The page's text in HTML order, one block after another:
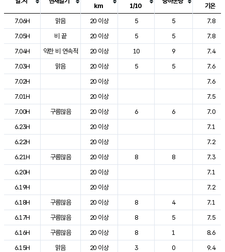
도시별 기상실황표로 지점, 날씨, 기온, 강수, 바람, 기압등을 안내한 표입
km
1/10
기온
7.06H
맑음 20 이상 5 5
7.8
7.05H
비 끝 20 이상 5 5
7.8
7.04H
약한 비 연속적 20 이상 10 9
7.4
7.03H
맑음 20 이상 5 5
7.6
7.02H
20 이상
7.6
7.01H
20 이상
7.5
7.00H
구름많음 20 이상 6 6
7.0
6.23H
20 이상
7.1
6.22H
20 이상
7.2
6.21H
구름많음 20 이상 8 8
7.3
6.20H
20 이상
7.1
6.19H
20 이상
7.2
6.18H
구름많음 20 이상 8 4
7.1
6.17H
구름많음 20 이상 8 5
7.5
6.16H
구름많음 20 이상 8 1
8.6
6.15H
맑음 20 이상 3 0
9.4